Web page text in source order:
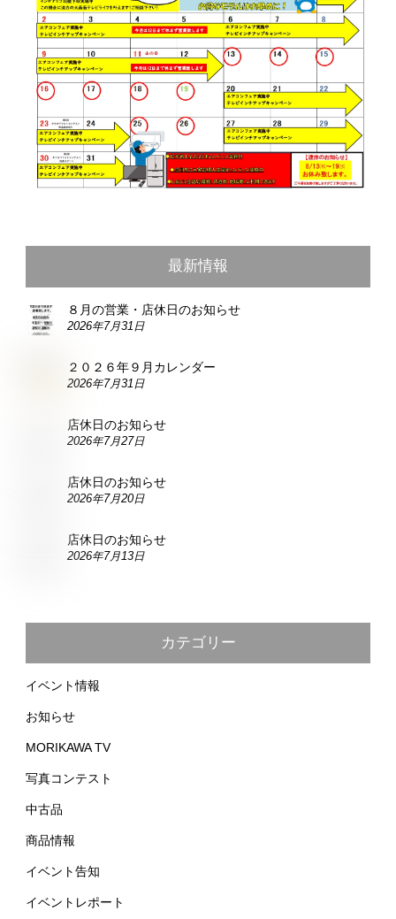
最新情報
８月の営業・店休日のお知らせ
2026年7月31日
２０２６年９月カレンダー
2026年7月31日
店休日のお知らせ
2026年7月27日
店休日のお知らせ
2026年7月20日
店休日のお知らせ
2026年7月13日
カテゴリー
イベント情報
お知らせ
MORIKAWA TV
写真コンテスト
中古品
商品情報
イベント告知
イベントレポート